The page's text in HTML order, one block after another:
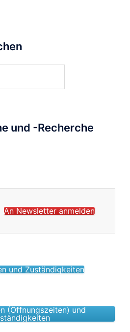
und -Recherche
An Newsletter anmelden
und Zuständigkeiten
(Öffnungszeiten) und